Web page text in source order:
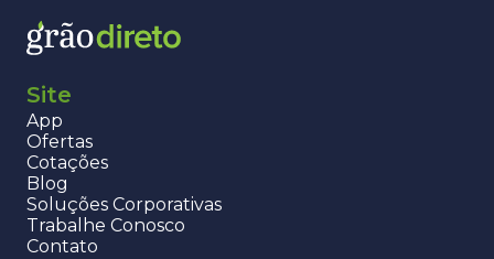
Site
App
Ofertas
Cotações
Blog
Soluções Corporativas
Trabalhe Conosco
Contato